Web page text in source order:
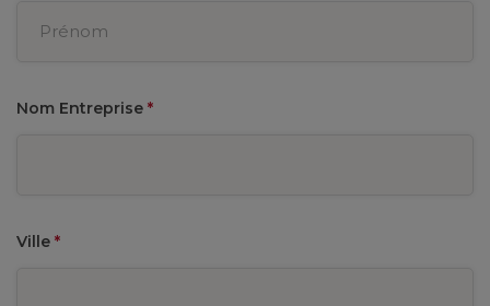
Nom Entreprise *
Ville *